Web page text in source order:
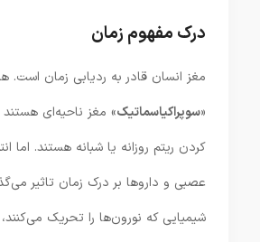
درک مفهوم زمان
مغز انسان قادر به ردیابی زمان است.
«سوپراکیاسماتیک» مغز ناحیه‌ای
کردن ریتم روزانه یا شبانه هستند. اما
عصبی و داروها بر درک زمان تاثیر
شیمیایی که نورون‌ها را تحریک